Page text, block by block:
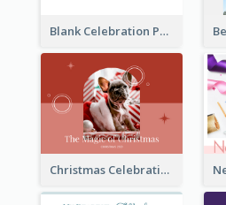
Blank Celebration Photo Book
Christmas Celebration Photo Book